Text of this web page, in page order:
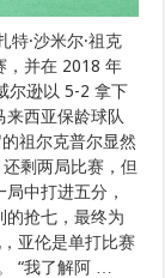
特·沙米尔·祖克
，并在 2018 年
尔逊以 5-2 拿下
来西亚保龄球队
祖尔克普尔显然
剩两局比赛，但
中打进五分，
的抢七，最终为
亚伦是单打比赛
“我了解阿 …